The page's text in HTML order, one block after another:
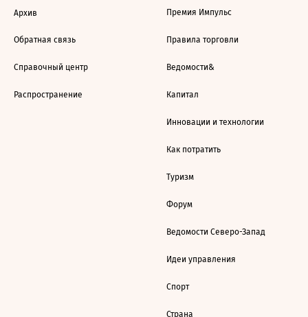
Архив
Обратная связь
Справочный центр
Распространение
Премия Импульс
Правила торговли
Ведомости&
Капитал
Инновации и технологии
Как потратить
Туризм
Форум
Ведомости Северо-Запад
Идеи управления
Спорт
Страна